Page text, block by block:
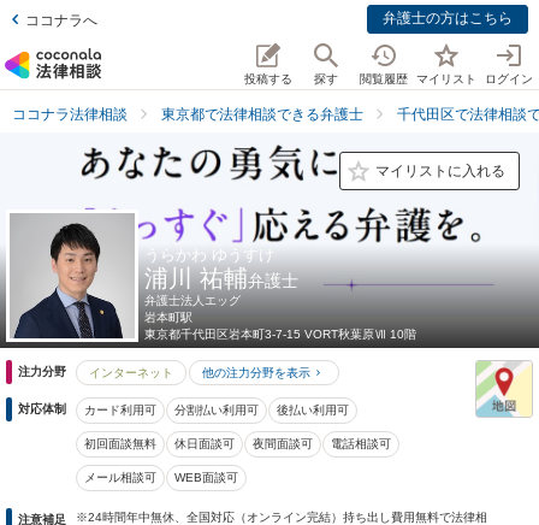
ココナラへ 弁護士の方はこちら
投稿する 探す 閲覧履歴 マイリスト ログイン
ココナラ法律相談 東京都で法律相談できる弁護士 千代田区で法律相談
マイリストに入れる
うらかわ ゆうすけ
浦川 祐輔弁護士
弁護士法人エッグ
岩本町駅
東京都千代田区岩本町3-7-15 VORT秋葉原Ⅶ 10階
注力分野 インターネット 他の注力分野を表示
対応体制 カード利用可 分割払い利用可 後払い利用可
初回面談無料 休日面談可 夜間面談可 電話相談可
メール相談可 WEB面談可
注意補足
※24時間年中無休、全国対応（オンライン完結）持ち出し費用無料で法律相